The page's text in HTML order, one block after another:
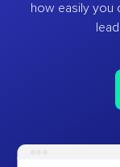
how easily you